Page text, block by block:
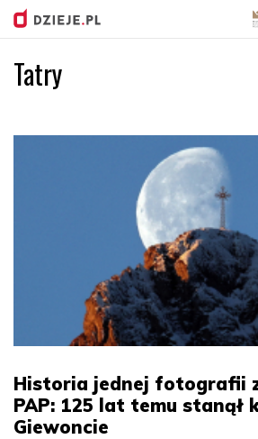
Tatry
Historia jednej fotografii
PAP: 125 lat temu stanął
Giewoncie